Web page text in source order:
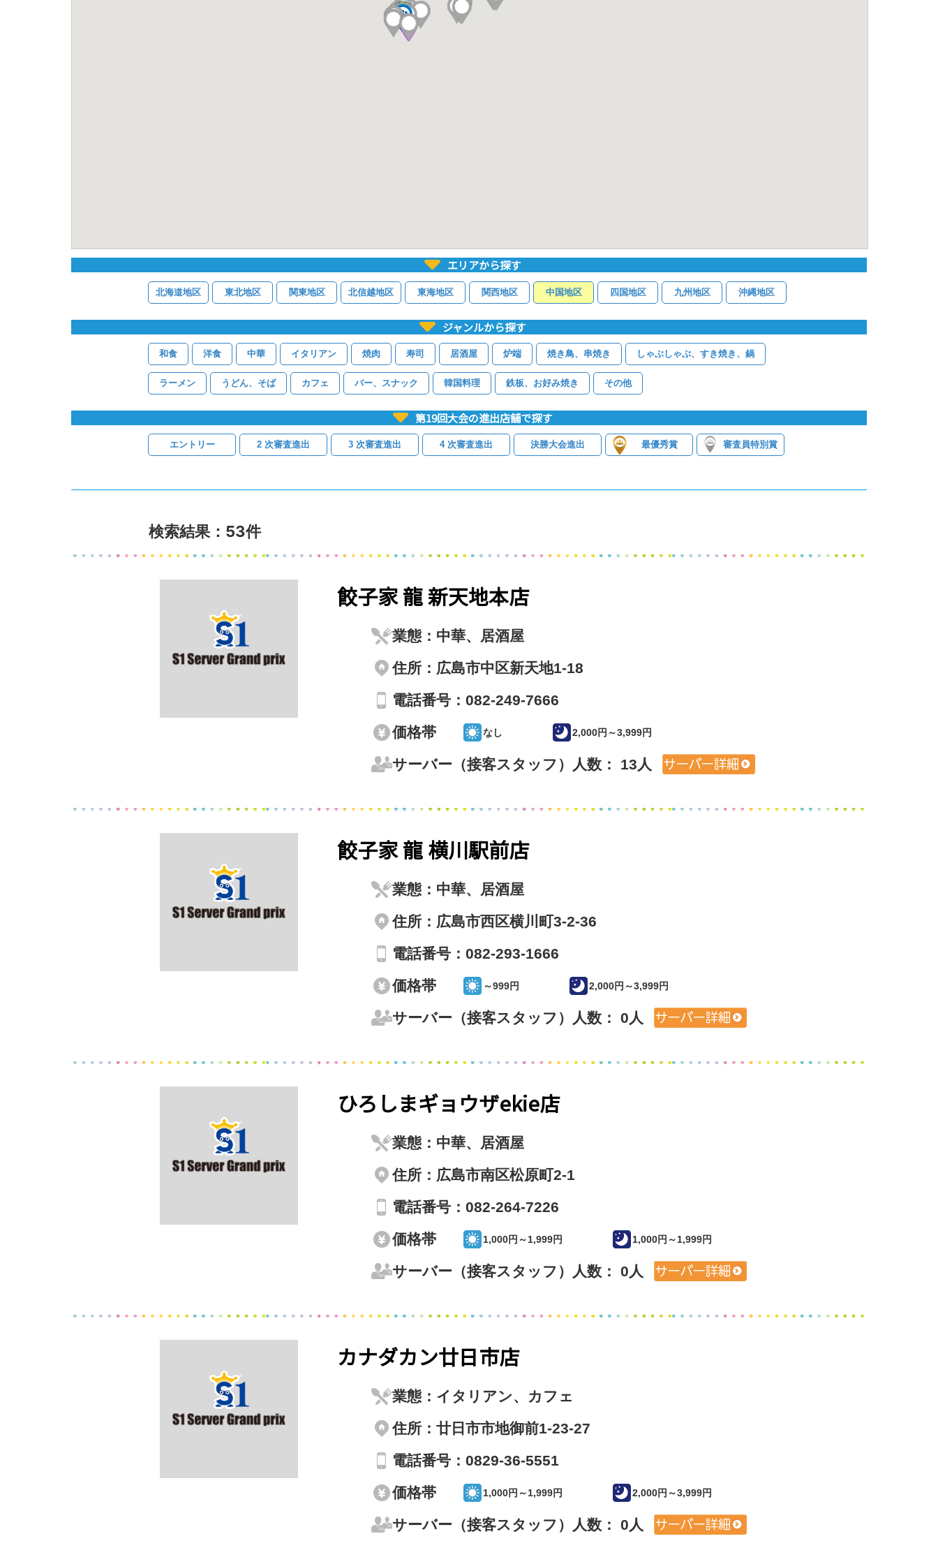
エリアから探す
北海道地区 東北地区 関東地区 北信越地区 東海地区 関西地区 中国地区 四国地区 九州地区 沖縄地区
ジャンルから探す
和食 洋食 中華 イタリアン 焼肉 寿司 居酒屋 炉端 焼き鳥、串焼き しゃぶしゃぶ、すき焼き、鍋
ラーメン うどん、そば カフェ バー、スナック 韓国料理 鉄板、お好み焼き その他
第19回大会の進出店舗で探す
エントリー 2 次審査進出 3 次審査進出 4 次審査進出 決勝大会進出 最優秀賞 審査員特別賞
検索結果：53件
餃子家 龍 新天地本店
業態：中華、居酒屋
住所：広島市中区新天地1-18
電話番号：082-249-7666
価格帯
なし 2,000円～3,999円
サーバー（接客スタッフ）人数： 13人
餃子家 龍 横川駅前店
業態：中華、居酒屋
住所：広島市西区横川町3-2-36
電話番号：082-293-1666
価格帯
～999円 2,000円～3,999円
サーバー（接客スタッフ）人数： 0人
ひろしまギョウザekie店
業態：中華、居酒屋
住所：広島市南区松原町2-1
電話番号：082-264-7226
価格帯
1,000円～1,999円 1,000円～1,999円
サーバー（接客スタッフ）人数： 0人
カナダカン廿日市店
業態：イタリアン、カフェ
住所：廿日市市地御前1-23-27
電話番号：0829-36-5551
価格帯
1,000円～1,999円 2,000円～3,999円
サーバー（接客スタッフ）人数： 0人